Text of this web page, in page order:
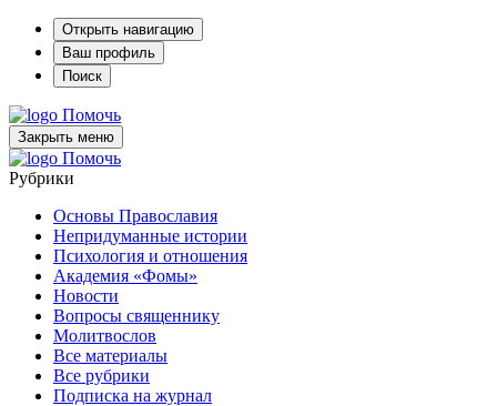
Открыть навигацию
Ваш профиль
Поиск
Помочь
Закрыть меню
Помочь
Рубрики
Основы Православия
Непридуманные истории
Психология и отношения
Академия «Фомы»
Новости
Вопросы священнику
Молитвослов
Все материалы
Все рубрики
Подписка на журнал